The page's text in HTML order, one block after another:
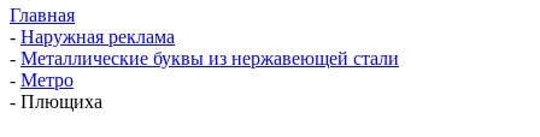
Главная
- Наружная реклама
- Металлические буквы из нержавеющей стали
- Метро
- Плющиха